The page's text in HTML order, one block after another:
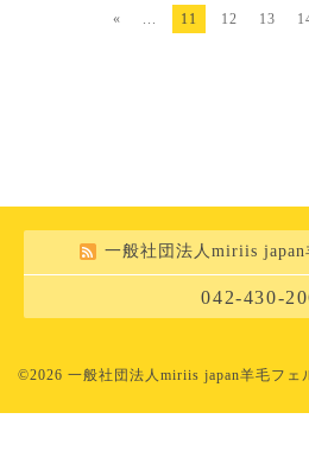
« ... 11 12 13
一般社団法人miriis japan
042-430-
©2026 一般社団法人miriis japan羊毛フェ